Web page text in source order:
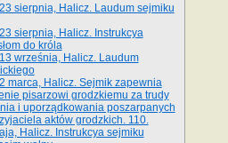
sierpnia, Halicz. Laudum sejmiku
sierpnia, Halicz. Instrukcya
do króla
września, Halicz. Laudum
marca, Halicz. Sejmik zapewnia
pisarzowi grodzkiemu za trudy
i uporządkowania poszarpanych
aktów grodzkich. 110.
Halicz. Instrukcya sejmiku